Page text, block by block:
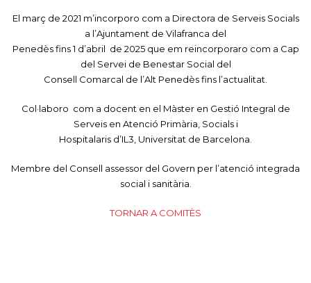
El març de 2021 m’incorporo com a Directora de Serveis Socials
a l’Ajuntament de Vilafranca del
Penedès fins 1 d’abril de 2025 que em reincorporaro com a Cap
del Servei de Benestar Social del
Consell Comarcal de l’Alt Penedès fins l’actualitat.
Col·laboro com a docent en el Màster en Gestió Integral de
Serveis en Atenció Primària, Socials i
Hospitalaris d’IL3, Universitat de Barcelona.
Membre del Consell assessor del Govern per l’atenció integrada
social i sanitària.
TORNAR A COMITÈS